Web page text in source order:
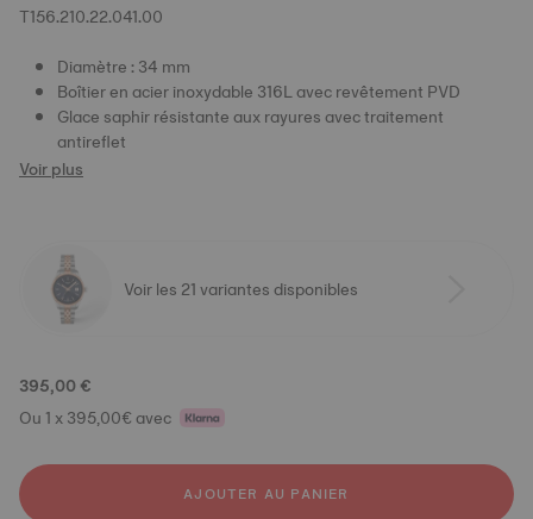
T156.210.22.041.00
Diamètre : 34 mm
Boîtier en acier inoxydable 316L avec revêtement PVD
Glace saphir résistante aux rayures avec traitement
antireflet
Voir plus
Voir les 21 variantes disponibles
395,00 €
Ou 1 x 395,00€ avec
AJOUTER AU PANIER